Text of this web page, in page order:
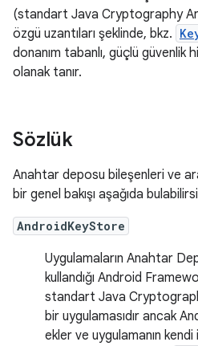
(standart Java Cryptography
özgü uzantıları şeklinde, bkz.
donanım tabanlı, güçlü güvenlik
olanak tanır.
Sözlük
Anahtar deposu bileşenleri ve
bir genel bakışı aşağıda
AndroidKeyStore
Uygulamaların Anahtar
kullandığı Android
standart Java
bir uygulamasıdır ancak
ekler ve uygulamanın kendi